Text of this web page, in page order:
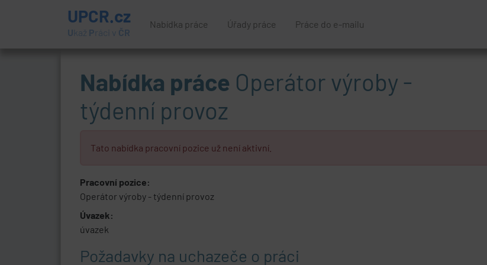
UPCR.cz
U kaž P ráci v ČR
Nabídka práce Úřady práce Práce do e-mailu
Nabídka práce Operátor výroby -
týdenní provoz
Tato nabídka pracovní pozice už není aktivní.
Pracovní pozice:
Operátor výroby - týdenní provoz
Úvazek:
úvazek
Požadavky na uchazeče o práci